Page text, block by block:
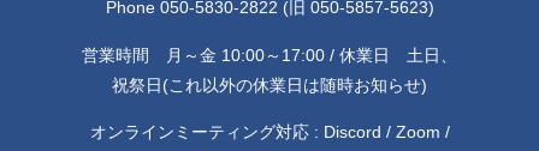
Phone 050-5830-2822 (旧 050-5857-5623)
営業時間 月～金 10:00～17:00 / 休業日 土日、
祝祭日(これ以外の休業日は随時お知らせ)
オンラインミーティング対応 : Discord / Zoom /